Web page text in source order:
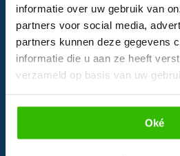
informatie over uw gebruik van
partners voor social media,
partners kunnen deze gegevens
informatie die u aan ze heeft
verzameld op basis van uw
Oké
Bedrijven
Impressie
Weddingplanner